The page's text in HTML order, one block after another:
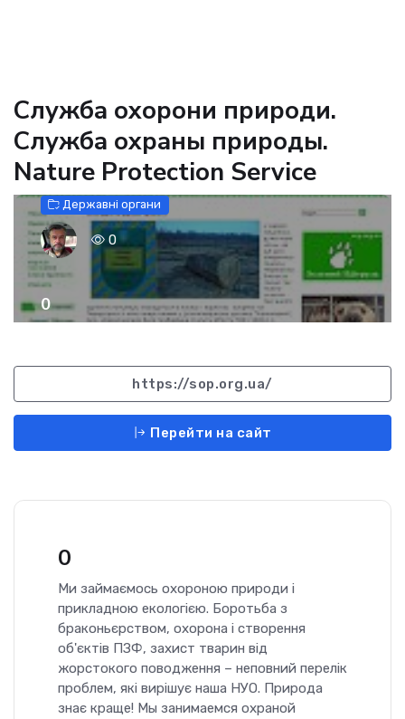
Служба охорони природи.
Служба охраны природы.
Nature Protection Service
Державні органи
0
0
https://sop.org.ua/
Перейти на сайт
0
Ми займаємось охороною природи і
прикладною екологією. Боротьба з
браконьєрством, охорона і створення
об'єктів ПЗФ, захист тварин від
жорстокого поводження – неповний перелік
проблем, які вирішує наша НУО. Природа
знає краще! Мы занимаемся охраной